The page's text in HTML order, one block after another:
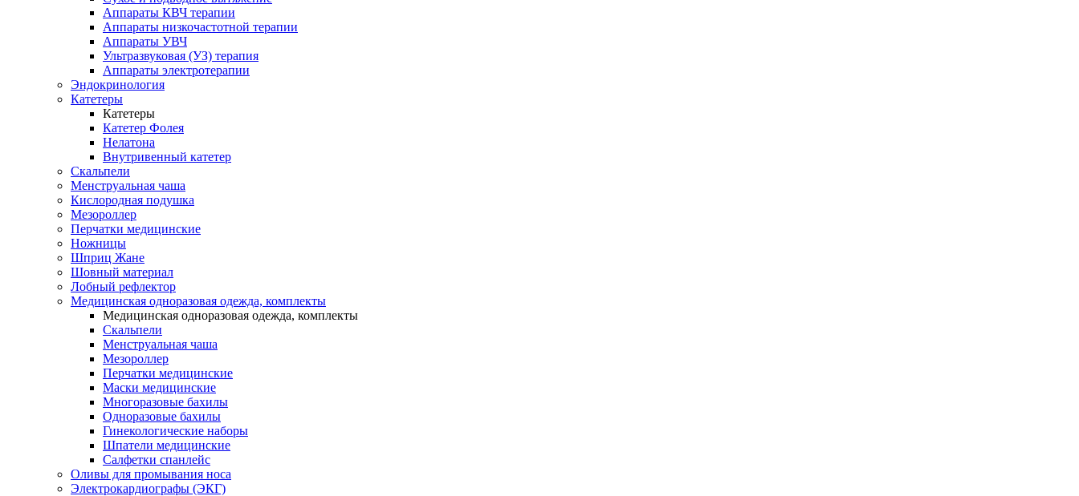
Аппараты КВЧ терапии
Аппараты низкочастотной терапии
Аппараты УВЧ
Ультразвуковая (УЗ) терапия
Аппараты электротерапии
Эндокринология
Катетеры
Катетеры
Катетер Фолея
Нелатона
Внутривенный катетер
Скальпели
Менструальная чаша
Кислородная подушка
Мезороллер
Перчатки медицинские
Ножницы
Шприц Жане
Шовный материал
Лобный рефлектор
Медицинская одноразовая одежда, комплекты
Медицинская одноразовая одежда, комплекты
Скальпели
Менструальная чаша
Мезороллер
Перчатки медицинские
Маски медицинские
Многоразовые бахилы
Одноразовые бахилы
Гинекологические наборы
Шпатели медицинские
Салфетки спанлейс
Оливы для промывания носа
Электрокардиографы (ЭКГ)